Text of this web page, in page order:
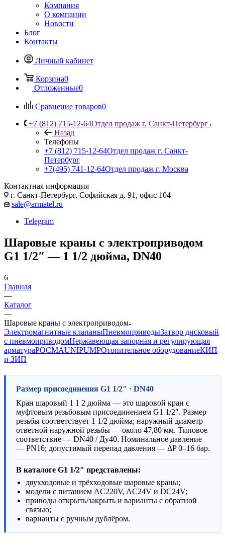
Компания
О компании
Новости
Блог
Контакты
Личный кабинет
Корзина0
Отложенные0
Сравнение товаров0
+7 (812) 715-12-64Отдел продаж г. Санкт-Петербург
Назад
Телефоны
+7 (812) 715-12-64Отдел продаж г. Санкт-
Петербург
+7(495) 741-12-64Отдел продаж г. Москва
Контактная информация
г. Санкт-Петербург, Софийская д. 91, офис 104
sale@armatel.ru
Telegram
Шаровые краны с электроприводом
G1 1/2″ — 1 1/2 дюйма, DN40
6
Главная
—
Каталог
—
Шаровые краны с электроприводом
Электромагнитные клапаныПневмоприводыЗатвор дисковый
с пневмоприводомНержавеющая запорная и регулирующая
арматураРОСМАUNIPUMPОтопительное оборудованиеКИП
и ЗИП
Размер присоединения G1 1/2″ · DN40
Кран шаровый 1 1 2 дюйма — это шаровой кран с
муфтовым резьбовым присоединением G1 1/2″. Размер
резьбы соответствует 1 1/2 дюйма; наружный диаметр
ответной наружной резьбы — около 47,80 мм. Типовое
соответствие — DN40 / Ду40. Номинальное давление
— PN16; допустимый перепад давления — ΔP 0–16 бар.
В каталоге G1 1/2″ представлены:
двухходовые и трёхходовые шаровые краны;
модели с питанием AC220V, AC24V и DC24V;
приводы открыть/закрыть и варианты с обратной
связью;
варианты с ручным дублёром.